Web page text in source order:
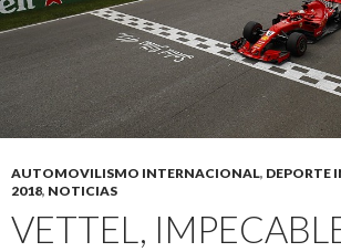
AUTOMOVILISMO INTERNACIONAL, DEPORTE
2018, NOTICIAS
VETTEL,